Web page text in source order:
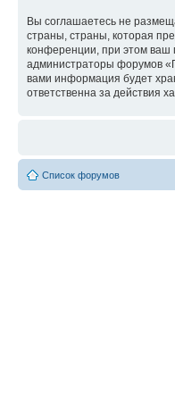
Вы соглашаетесь не
страны, страны, которая
конференции, при этом ваш
администраторы форумов
вами информация будет
ответственна за действия
Список форумов